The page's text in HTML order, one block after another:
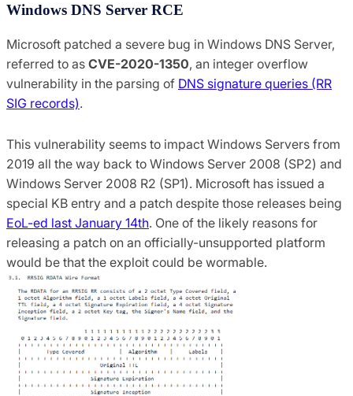
Windows DNS Server RCE
Microsoft patched a severe bug in Windows DNS Server,
referred to as CVE-2020-1350, an integer overflow
vulnerability in the parsing of DNS signature queries (RR
SIG records).
This vulnerability seems to impact Windows Servers from
2019 all the way back to Windows Server 2008 (SP2) and
Windows Server 2008 R2 (SP1). Microsoft has issued a
special KB entry and a patch despite those releases being
EoL-ed last January 14th. One of the likely reasons for
releasing a patch on an officially-unsupported platform
would be that the exploit could be wormable.